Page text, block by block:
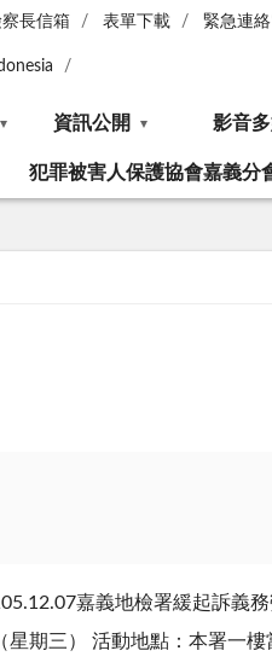
長信箱 表單下載 緊急連
資訊公開 影音
犯罪被害人保護協會嘉義分
嘉義地檢署緩起訴義
期三） 活動地點：本署一